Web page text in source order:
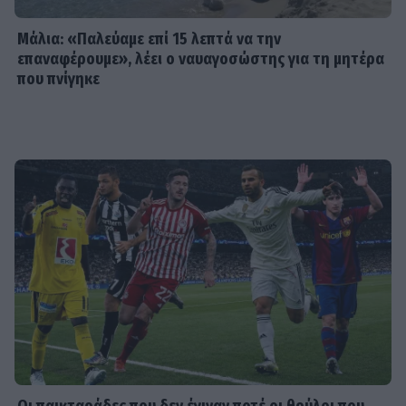
- Πώς η Αγγελική Ηλιάδη είδε τον
Χριστό και έζησε το θαύμα
SHOWBIZ
Τροχαίο ατύχημα για τον Mike
SHOWBIZ
Από την εκκλησία στην ξαπλώστρα:
Μάλια: «Παλεύαμε επί 15 λεπτά να την
επαναφέρουμε», λέει ο ναυαγοσώστης για τη μητέρα
που πνίγηκε